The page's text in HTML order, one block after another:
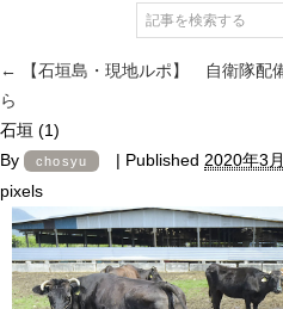
←
【石垣島・現地ルポ】 自衛隊配
ら
石垣 (1)
By
chosyu | Published 2020年3
pixels